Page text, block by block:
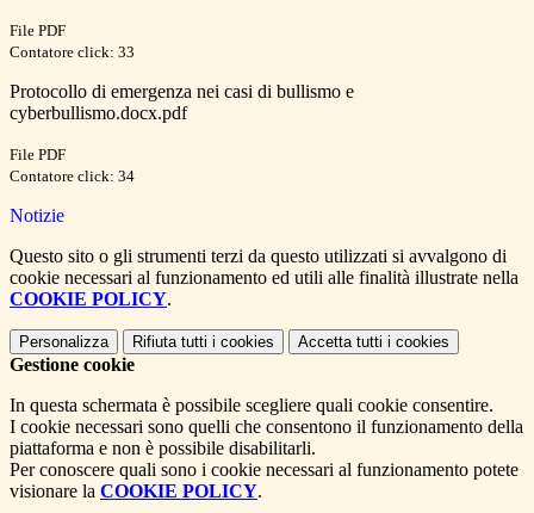
File PDF
Contatore click: 33
Protocollo di emergenza nei casi di bullismo e
cyberbullismo.docx.pdf
File PDF
Contatore click: 34
Notizie
Questo sito o gli strumenti terzi da questo utilizzati si avvalgono di
cookie necessari al funzionamento ed utili alle finalità illustrate nella
COOKIE POLICY.
Personalizza Rifiuta tutti i cookies Accetta tutti i cookies
Gestione cookie
In questa schermata è possibile scegliere quali cookie consentire.
I cookie necessari sono quelli che consentono il funzionamento della
piattaforma e non è possibile disabilitarli.
Per conoscere quali sono i cookie necessari al funzionamento potete
visionare la COOKIE POLICY.